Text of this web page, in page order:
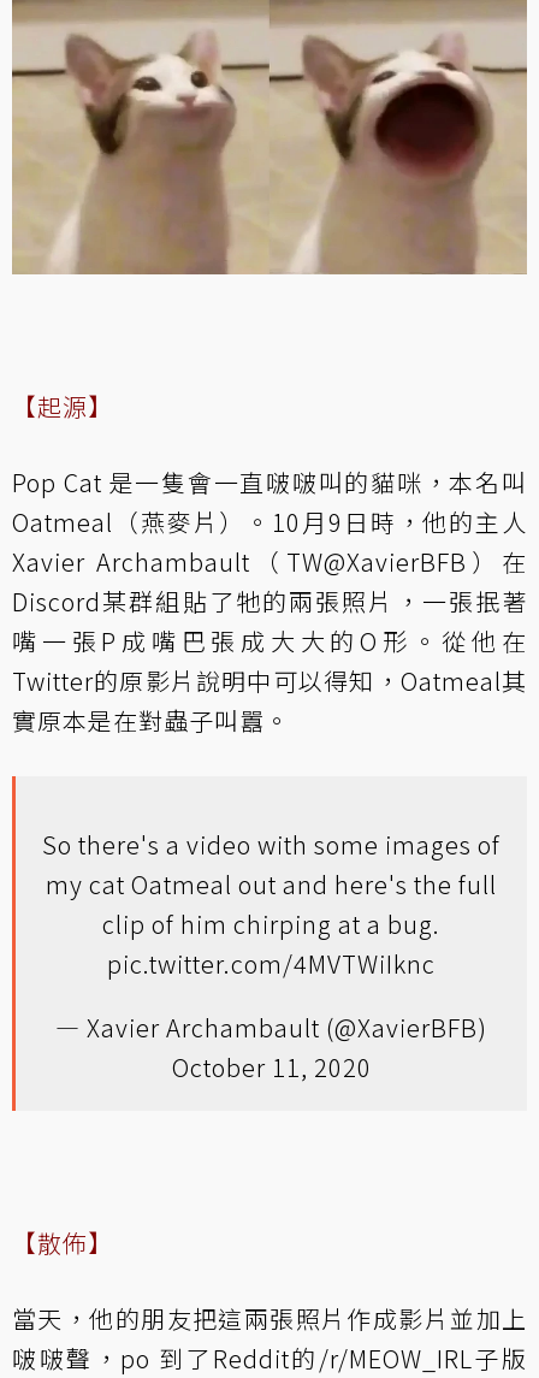
【起源】
Pop Cat 是一隻會一直啵啵叫的貓咪，本名叫
Oatmeal（燕麥片）。10月9日時，他的主人
Xavier Archambault（TW@XavierBFB）在
Discord某群組貼了牠的兩張照片，一張抿著
嘴一張P成嘴巴張成大大的O形。從他在
Twitter的原影片說明中可以得知，Oatmeal其
實原本是在對蟲子叫囂。
So there's a video with some images of
my cat Oatmeal out and here's the full
clip of him chirping at a bug.
pic.twitter.com/4MVTWiIknc
— Xavier Archambault (@XavierBFB)
October 11, 2020
【散佈】
當天，他的朋友把這兩張照片作成影片並加上
啵啵聲，po 到了Reddit的/r/MEOW_IRL 子版